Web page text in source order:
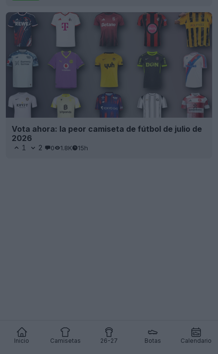
Inicio Camisetas 26-27 Botas Calendario
Vota ahora: la peor camiseta de fútbol de julio de
2026
1 2 0 1.8K 15h